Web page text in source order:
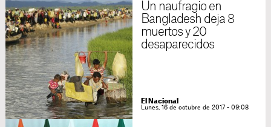
Un naufragio en
Bangladesh deja 8
muertos y 20
desaparecidos
El Nacional
Lunes, 16 de octubre de 2017 - 09:08